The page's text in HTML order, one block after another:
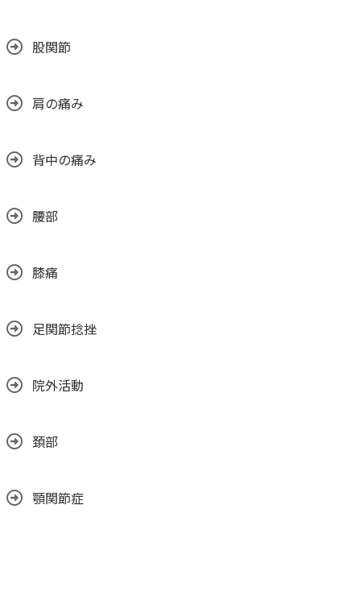
股関節
肩の痛み
背中の痛み
腰部
膝痛
足関節捻挫
院外活動
頚部
顎関節症